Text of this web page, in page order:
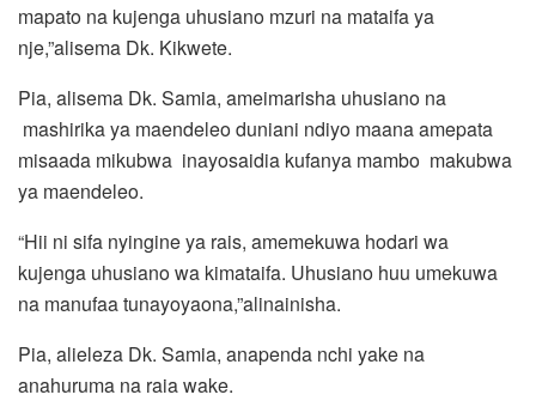
mapato na kujenga uhusiano mzuri na mataifa ya
nje,”alisema Dk. Kikwete.
Pia, alisema Dk. Samia, ameimarisha uhusiano na
mashirika ya maendeleo duniani ndiyo maana amepata
misaada mikubwa inayosaidia kufanya mambo makubwa
ya maendeleo.
“Hii ni sifa nyingine ya rais, amemekuwa hodari wa
kujenga uhusiano wa kimataifa. Uhusiano huu umekuwa
na manufaa tunayoyaona,”alinainisha.
Pia, alieleza Dk. Samia, anapenda nchi yake na
anahuruma na raia wake.